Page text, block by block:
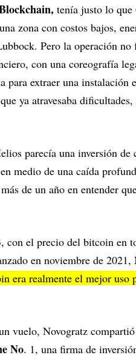
tenía justo lo
zona con costos bajos,
Pero la operación
con una coreografía
para extraer una
ya atravesaba
parecía una inversión
medio de una caída
de un año en entender
con el precio del bitcoin en
en noviembre de
era realmente el mejor uso
vuelo, Novogratz
No. 1, una firma de